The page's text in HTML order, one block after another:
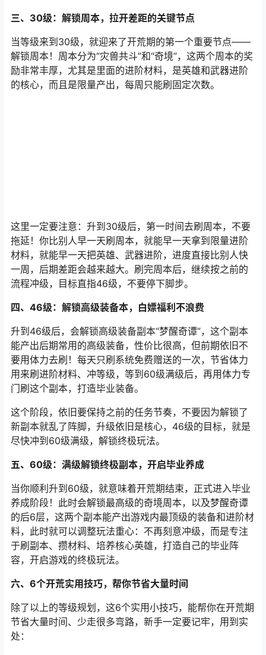
7. 46级会解锁高级装备本“梦醒奇谭”，但注意，这个副本
一定要等60级满级后，再用体力去刷，前期刷了没用，纯
粹浪费体力。
三、30级：解锁周本，拉开差距的关键节点
这里一定要注意：升到30级后，第一时间去刷周本，不要
拖延！你比别人早一天刷周本，就能早一天拿到限量进阶
材料，就能早一天把英雄、武器进阶，进度直接比别人快
一周，后期差距会越来越大。刷完周本后，继续按之前的
流程冲级，目标直指46级，不要停下脚步。
四、46级：解锁高级装备本，白嫖福利不浪费
升到46级后，会解锁高级装备副本“梦醒奇谭”，这个副本
能产出后期常用的高级装备，性价比很高，但前期依旧不
要用体力去刷！每天只刷系统免费赠送的一次，节省体力
用来刷进阶材料、冲等级，等到60级满级后，再用体力专
门刷这个副本，打造毕业装备。
这个阶段，依旧要保持之前的任务节奏，不要因为解锁了
新副本就乱了阵脚，升级依旧是核心，46级的目标，就是
尽快冲到60级满级，解锁终极玩法。
五、60级：满级解锁终极副本，开启毕业养成
养成阶段！此时会解锁最高级的奇境周本，以及梦醒奇谭
的后6层，这两个副本能产出游戏内最顶级的装备和进阶材
料，此时就可以调整玩法重心：不再刻意冲级，而是专注
于刷副本、攒材料、培养核心英雄，打造自己的毕业阵
容，开启游戏的终极玩法。